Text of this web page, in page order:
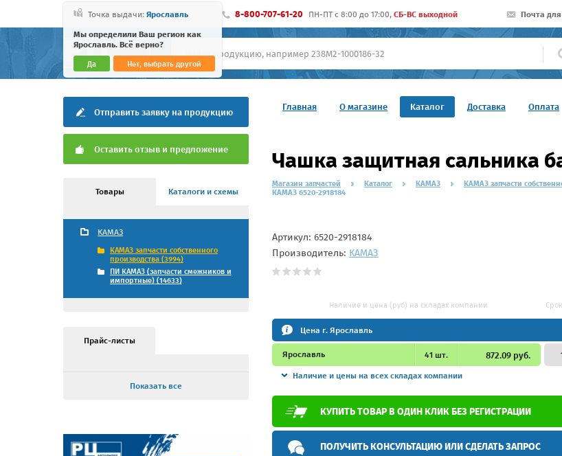
Точка выдачи: Ярославль
Мы определили Ваш регион как
Ярославль. Всё верно?
Да Нет, выбрать другой
8-800-707-61-20 ПН-ПТ c 8:00 до 17:00, СБ-ВС выходной Почта
Главная О магазине Каталог Доставка Оплата
Отправить заявку на продукцию
Оставить отзыв и предложение
Товары Каталоги и схемы
КАМАЗ
КАМАЗ запчасти собственного
производства (3994)
ПИ КАМАЗ (запчасти смежников и
импортные) (14633)
Прайс-листы
Показать все
Чашка защитная сальника
Магазин запчастей Каталог КАМАЗ КАМАЗ запчасти
КАМАЗ 6520-2918184
Артикул: 6520-2918184
Производитель: КАМАЗ
Наличие и цена (руб) на складах компании
Цена г. Ярославль
Ярославль 41 шт. 872.09 руб.
Наличие и цены на всех складах компании
КУПИТЬ ТОВАР В ОДИН КЛИК БЕЗ РЕГИСТРАЦИИ
ПОЛУЧИТЬ КОНСУЛЬТАЦИЮ ИЛИ СДЕЛАТЬ ЗАПРОС